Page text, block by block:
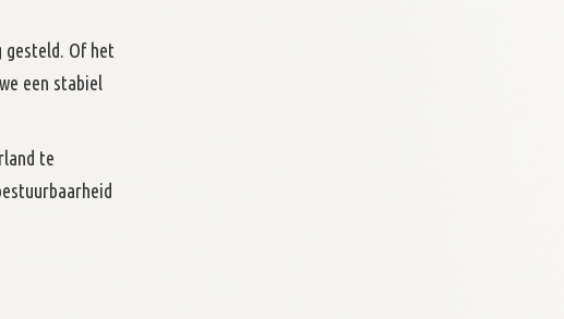
gesteld. Of het
een stabiel
te